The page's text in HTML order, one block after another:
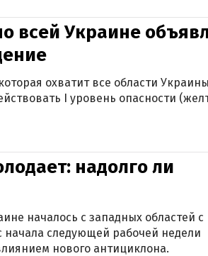
всей Украине
охватит все области
I уровень опасности
надолго ли
началось с западных областей с
следующей рабочей недели
нового антициклона.